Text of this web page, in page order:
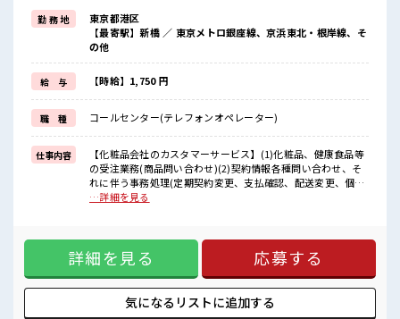
≪時間にメリハリを≫
残業はほとんどナシ！
場合によってはお願いすることもあります♪
≪髪色自由で自分らしく働く≫
明るすぎたり奇抜でなければ基本的に自由！
(規定有)≪初めての仕事だけど自分にもできそう≫
新しいことにチャレンジするのは不安だけど、
しっかり働く環境が整っています！
イチからスキルUP・ステップUP目指していきましょう！
■職場の雰囲気
女性が多めの職場です♪
明るすぎたり奇抜過ぎなければヘアカラーOK！
残業はほとんどありません！
勤 務 地
東京都港区
【最寄駅】新橋 ／ 東京メトロ銀座線、京浜東北・根岸線、そ
の他
給 与 【時給】1,750 円
職 種 コールセンター(テレフォンオペレーター)
仕事内容
【化粧品会社のカスタマーサービス】(1)化粧品、健康食品等
の受注業務(商品問い合わせ)(2)契約情報各種問い合わせ、そ
れに伴う事務処理(定期契約変更、支払確認、配送変更、個人
情報取り扱い等)(3)問い合わせ、手続きに付随するシステム入
ろん男性の応募も歓迎です！ ≪時間にメリハリを≫ 残業はほ
とんどナシ！ 場合によってはお願いすることもあります♪ ≪
髪色自由で自分らしく働く≫ 明るすぎたり奇抜でなければ基
本的に自由！ (規定有)≪初めての仕事だけど自分にもできそ
う≫ 新しいことにチャレンジするのは不安だけど、 しっかり
働く環境が整っています！ イチからスキルUP・ステップUP
…詳細を見る
詳細を見る 応募する
気になるリストに追加する